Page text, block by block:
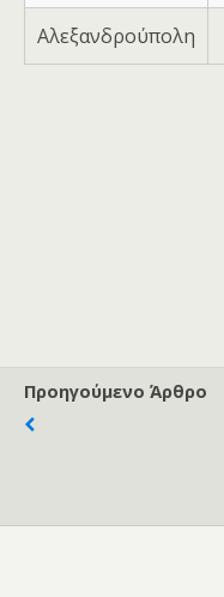
Αλεξανδρούπολη
Προηγούμενο Άρθρο